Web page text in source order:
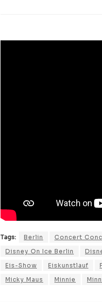
Tags: Berlin Concert
Disney On Ice Berlin
Eis-Show
Eiskunstlauf
Micky Maus
Minnie